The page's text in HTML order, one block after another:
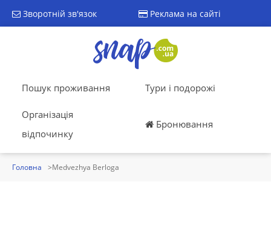
Зворотній зв'язок Реклама на сайті
Пошук проживання Тури і подорожі
Організація
відпочинку
Бронювання
Головна Medvezhya Berloga